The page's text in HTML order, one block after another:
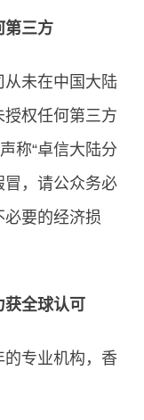
第三方
从未在中国大陆
权任何第三方
称“卓信大陆分
冒，请公众务必
要的经济损
全球认可
专业机构，香